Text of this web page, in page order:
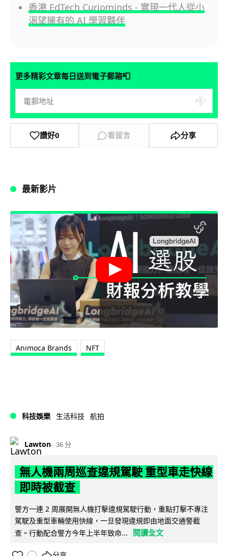
香港 EdTech Curiominds - 實現一代人從小
渴望擁有的 AI 學習夥伴
更多精彩文章每日送到電子郵箱📮
讚好0 看留言 分享
最新影片
Animoca Brands NFT
科技娛樂 生活科技 航拍
Lawton 36 分
無人機兩周巡查違規駕駛 重型車走快線
即時被截查
警方一連 2 周展開無人機打擊違規駕駛行動，重點打擊不專注
駕駛及重型車輛使用快線，一旦發現違規即由地面交通警截
查。行動配合警方今年上半年致命...
閱讀全文